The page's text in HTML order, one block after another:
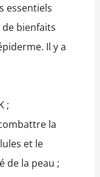
essentiels
bienfaits
Il y a
;
la
et le
de la peau ;